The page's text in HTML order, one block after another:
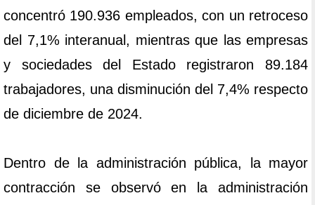
concentró 190.936 empleados, con un retroceso
del 7,1% interanual, mientras que las empresas
y sociedades del Estado registraron 89.184
trabajadores, una disminución del 7,4% respecto
de diciembre de 2024.
Dentro de la administración pública, la mayor
contracción se observó en la administración